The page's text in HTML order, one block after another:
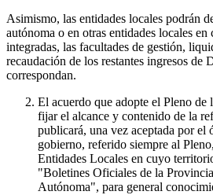
Asimismo, las entidades locales podrán
autónoma o en otras entidades locales
integradas, las facultades de gestión,
recaudación de los restantes ingresos de
correspondan.
El acuerdo que adopte el Pleno de
fijar el alcance y contenido de la
publicará, una vez aceptada por el
gobierno, referido siempre al
Entidades Locales en cuyo
"Boletines Oficiales de la
Autónoma", para general